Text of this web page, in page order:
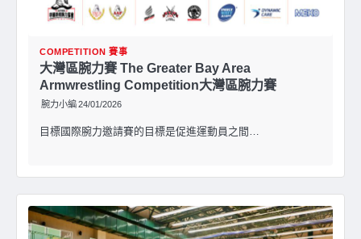
COMPETITION 賽事
大灣區腕力賽 The Greater Bay Area
Armwrestling Competition大灣區腕力賽
腕力小編24/01/2026
目標國際腕力邀請賽的目標是促進運動員之間…